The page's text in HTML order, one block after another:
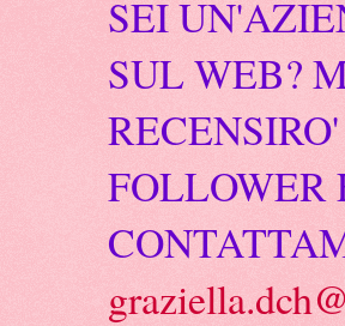
SEI
SUL WEB?
FOLLOWER